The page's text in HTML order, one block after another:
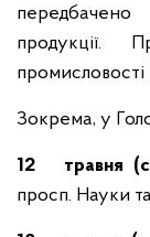
продукції.
промисловості
Зокрема, у
12 травня
просп. Науки